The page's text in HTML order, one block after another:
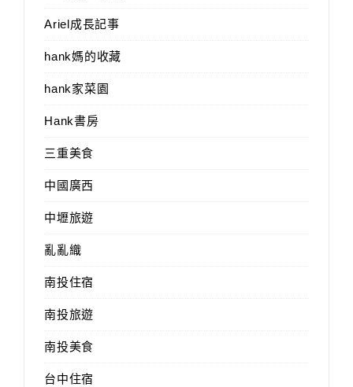
Ariel成長記事
hank媽的收藏
hank家菜園
Hank書房
三重美食
中國廣西
中壢旅遊
亂亂織
南投住宿
南投旅遊
南投美食
台中住宿